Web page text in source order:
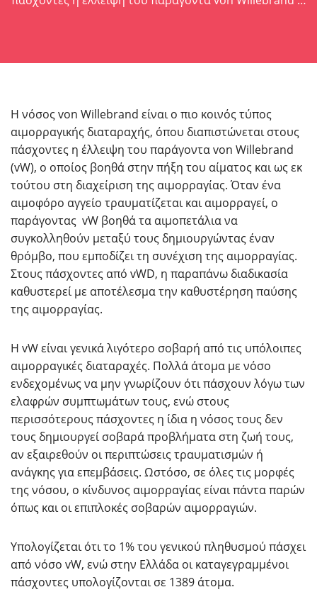
Η νόσος von Willebrand είναι ο πιο κοινός τύπος
αιμορραγικής διαταραχής, όπου διαπιστώνεται στους
πάσχοντες η έλλειψη του παράγοντα von Willebrand
(vW), ο οποίος βοηθά στην πήξη του αίματος και ως εκ
τούτου στη διαχείριση της αιμορραγίας. Όταν ένα
αιμοφόρο αγγείο τραυματίζεται και αιμορραγεί, ο
παράγοντας vW βοηθά τα αιμοπετάλια να
συγκολληθούν μεταξύ τους δημιουργώντας έναν
θρόμβο, που εμποδίζει τη συνέχιση της αιμορραγίας.
Στους πάσχοντες από vWD, η παραπάνω διαδικασία
καθυστερεί με αποτέλεσμα την καθυστέρηση παύσης
της αιμορραγίας.
Η vW είναι γενικά λιγότερο σοβαρή από τις υπόλοιπες
αιμορραγικές διαταραχές. Πολλά άτομα με νόσο
ενδεχομένως να μην γνωρίζουν ότι πάσχουν λόγω των
ελαφρών συμπτωμάτων τους, ενώ στους
περισσότερους πάσχοντες η ίδια η νόσος τους δεν
τους δημιουργεί σοβαρά προβλήματα στη ζωή τους,
αν εξαιρεθούν οι περιπτώσεις τραυματισμών ή
ανάγκης για επεμβάσεις. Ωστόσο, σε όλες τις μορφές
της νόσου, ο κίνδυνος αιμορραγίας είναι πάντα παρών
όπως και οι επιπλοκές σοβαρών αιμορραγιών.
Υπολογίζεται ότι το 1% του γενικού πληθυσμού πάσχει
από νόσο vW, ενώ στην Ελλάδα οι καταγεγραμμένοι
πάσχοντες υπολογίζονται σε 1389 άτομα.